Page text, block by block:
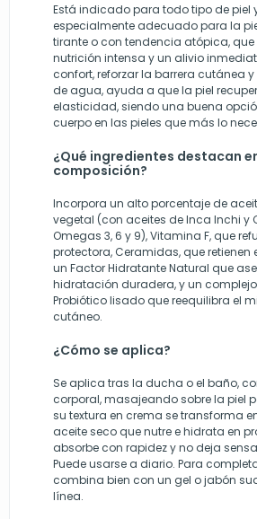
Está indicado para todo tipo de piel
especialmente adecuado para la
tirante o con tendencia atópica,
nutrición intensa y un alivio
confort, reforzar la barrera cutánea
de agua, ayuda a que la piel
elasticidad, siendo una buena
cuerpo en las pieles que más lo
¿Qué ingredientes destacan
composición?
Incorpora un alto porcentaje de
vegetal (con aceites de Inca Inchi y
Omegas 3, 6 y 9), Vitamina F, que
protectora, Ceramidas, que retienen
un Factor Hidratante Natural que
hidratación duradera, y un complejo
Probiótico lisado que reequilibra el
cutáneo.
¿Cómo se aplica?
Se aplica tras la ducha o el baño,
corporal, masajeando sobre la piel
su textura en crema se transforma
aceite seco que nutre e hidrata en
absorbe con rapidez y no deja
Puede usarse a diario. Para
combina bien con un gel o jabón
línea.